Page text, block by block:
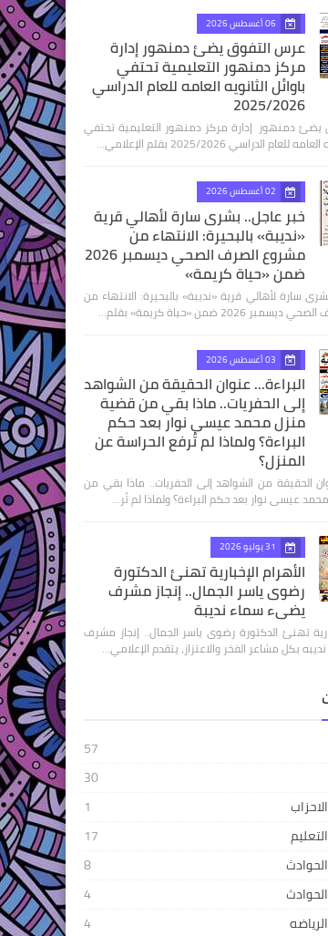
06 أغسطس 2026
عرس التفوق يضئ دمنهور إدارة
مركز دمنهور التعليمية تحتفي
باوائل الثانويه العامه للعام الدراسي
2025/2026
دمنهور إدارة مركز دمنهور التعليمية تحتفي
الدراسي 2025/2026 بقلم الإعلامي…
02 أغسطس 2026
خبر عاجل.. بشرى سارة لأهالي قرية
«نديبة» بالبحيرة: الانتهاء من
مشروع الصرف الصحي ديسمبر 2026
ضمن «حياة كريمة»
سارة لأهالي قرية «نديبة» بالبحيرة: الانتهاء من
2026 ضمن «حياة كريمة» بقلم…
03 أغسطس 2026
البراءة... عنوان الحقيقة من الشواهد
إلى الحفريات.. ماذا بقي من قضية
منزل محمد عيسى نوار بعد حكم
البراءة؟ ولماذا لم تُرفع الحراسة عن
المنزل؟
الحقيقة من الشواهد إلى الحفريات.. ماذا بقي من
عيسى نوار بعد حكم البراءة؟ ولماذا لم تُر…
31 يوليو 2026
الأهرام الإخبارية تهنئ الدكتورة
رضوى ياسر الجمال.. إنجاز مشرف
يضيء سماء نديبة
تهنئ الدكتورة رضوى ياسر الجمال.. إنجاز مشرف
بكل مشاعر الفخر والاعتزاز، يتقدم الإعلامي…
57
30
1
17
8
4
4